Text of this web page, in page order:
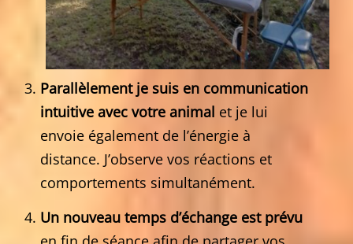
Parallèlement je suis en communication
intuitive avec votre animal et je lui
envoie également de l’énergie à
distance. J’observe vos réactions et
comportements simultanément.
Un nouveau temps d’échange est prévu